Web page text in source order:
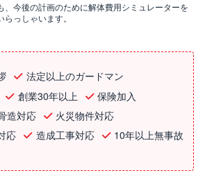
、今後の計画のために解体費用シミュレーターを
っしゃいます。
法定以上のガードマン
創業30年以上
保険加入
造対応
火災物件対応
応
造成工事対応
10年以上無事故